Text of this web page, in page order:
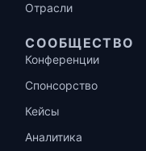
Отрасли
СООБЩЕСТВО
Конференции
Спонсорство
Кейсы
Аналитика